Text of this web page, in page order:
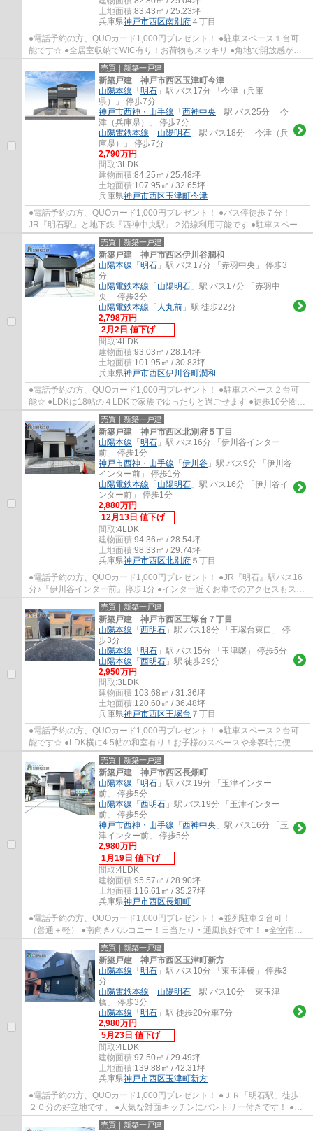
土地面積:83.43㎡ / 25.23坪
兵庫県神戸市西区南別府 ４丁目
●電話予約の方、QUOカード1,000円プレゼント！ ●駐車スペース１台可
能です☆ ●全居室収納でWIC有り！お荷物もスッキリ ●角地で開放感があ
ります！ ●伊川谷小学校・伊川谷中学校
売買｜新築一戸建
新築戸建 神戸市西区玉津町今津
山陽本線 「明石 」駅 バス17分 「今津（兵庫
県）」 停歩7分
神戸市西神・山手線 「西神中央 」駅 バス25分 「今
津（兵庫県）」 停歩7分
山陽電鉄本線 「山陽明石 」駅 バス18分 「今津（兵
庫県）」 停歩7分
2,790万円
間取:3LDK
建物面積:84.25㎡ / 25.48坪
土地面積:107.95㎡ / 32.65坪
兵庫県神戸市西区玉津町今津
●電話予約の方、QUOカード1,000円プレゼント！ ●バス停徒歩７分！
JR『明石駅』と地下鉄『西神中央駅』２沿線利用可能です ●駐車スペース
２台可能です(車種による) ●全居室収納有り＋WI...
売買｜新築一戸建
新築戸建 神戸市西区伊川谷潤和
山陽本線 「明石 」駅 バス17分 「赤羽中央」 停歩3
分
山陽電鉄本線 「山陽明石 」駅 バス17分 「赤羽中
央」 停歩3分
山陽電鉄本線 「 人丸前 」駅 徒歩22分
2,798万円
2月2日 値下げ
間取:4LDK
建物面積:93.03㎡ / 28.14坪
土地面積:101.95㎡ / 30.83坪
兵庫県神戸市西区伊川谷町潤和
●電話予約の方、QUOカード1,000円プレゼント！ ●駐車スペース２台可
能☆ ●LDKは18帖の４LDKで家族でゆったりと過ごせます ●徒歩10分圏内
にはスーパー・コンビニ・ドラッグストアなど揃...
売買｜新築一戸建
新築戸建 神戸市西区北別府５丁目
山陽本線 「明石 」駅 バス16分 「伊川谷インター
前」 停歩1分
神戸市西神・山手線 「伊川谷 」駅 バス9分 「伊川谷
インター前」 停歩1分
山陽電鉄本線 「山陽明石 」駅 バス16分 「伊川谷イ
ンター前」 停歩1分
2,880万円
12月13日 値下げ
間取:4LDK
建物面積:94.36㎡ / 28.54坪
土地面積:98.33㎡ / 29.74坪
兵庫県神戸市西区北別府 ５丁目
●電話予約の方、QUOカード1,000円プレゼント！ ●JR『明石』駅バス16
分♪『伊川谷インター前』停歩1分 ●インター近くお車でのアクセスもスム
ーズ ●スーパー徒歩2分♪毎日のお買物に便利で...
売買｜新築一戸建
新築戸建 神戸市西区王塚台７丁目
山陽本線 「西明石 」駅 バス18分 「王塚台東口」 停
歩3分
山陽本線 「明石 」駅 バス15分 「玉津曙」 停歩5分
山陽本線 「西明石 」駅 徒歩29分
2,950万円
間取:3LDK
建物面積:103.68㎡ / 31.36坪
土地面積:120.60㎡ / 36.48坪
兵庫県神戸市西区王塚台 ７丁目
●電話予約の方、QUOカード1,000円プレゼント！ ●駐車スペース２台可
能です☆ ●LDK横に4.5帖の和室有り！お子様のスペースや来客時に便利
です ●全居室に収納がありますのでお荷物もスッ...
売買｜新築一戸建
新築戸建 神戸市西区長畑町
山陽本線 「明石 」駅 バス19分 「玉津インター
前」 停歩5分
山陽本線 「西明石 」駅 バス19分 「玉津インター
前」 停歩5分
神戸市西神・山手線 「西神中央 」駅 バス16分 「玉
津インター前」 停歩5分
2,980万円
1月19日 値下げ
間取:4LDK
建物面積:95.57㎡ / 28.90坪
土地面積:116.61㎡ / 35.27坪
兵庫県神戸市西区長畑町
●電話予約の方、QUOカード1,000円プレゼント！ ●並列駐車２台可！
（普通＋軽） ●南向きバルコニー！日当たり・通風良好です！ ●全室南向
き！南側庭スペースあり！ ●リビングが見渡せる...
売買｜新築一戸建
新築戸建 神戸市西区玉津町新方
山陽本線 「明石 」駅 バス10分 「東玉津橋」 停歩3
分
山陽電鉄本線 「山陽明石 」駅 バス10分 「東玉津
橋」 停歩3分
山陽本線 「明石 」駅 徒歩20分車7分
2,980万円
5月23日 値下げ
間取:4LDK
建物面積:97.50㎡ / 29.49坪
土地面積:139.88㎡ / 42.31坪
兵庫県神戸市西区玉津町新方
●電話予約の方、QUOカード1,000円プレゼント！ ●ＪＲ「明石駅」徒歩
２０分の好立地です。 ●人気な対面キッチンにパントリー付きです！ ●並
列4台の駐車スペースあります！ ●高津橋小学...
売買｜新築一戸建